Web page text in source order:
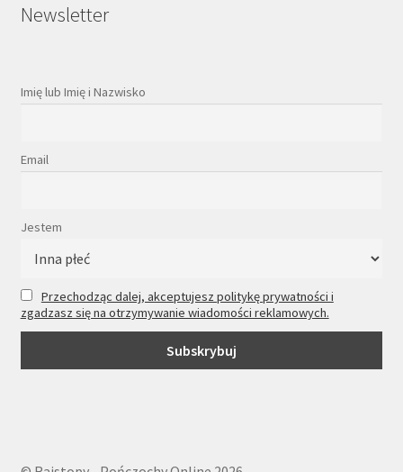
Newsletter
Imię lub Imię i Nazwisko
Email
Jestem
Przechodząc dalej, akceptujesz politykę prywatności i
zgadzasz się na otrzymywanie wiadomości reklamowych.